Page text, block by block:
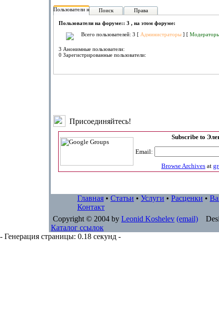
Пользователи на форуме:
Поиск Права
Пользователи на форуме:: 3 , на этом форуме:
Всего пользователей: 3 [ Администраторы ] [
3 Анонимные пользователи:
0 Зарегистрированные пользователи:
Присоединяйтесь!
Subscribe to
Email:
Browse Archives at
Главная • Статьи • Услуги • Расценки •
Контакт
Copyright © 2004 by Leonid Koshelev (email)
Каталог ссылок
- Генерация страницы: 0.18 секунд -